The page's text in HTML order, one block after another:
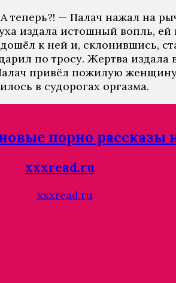
теперь?! — Палач нажал на
издала истошный вопль, ей
к ней и, склонившись,
по тросу. Жертва
привёл пожилую
в судорогах оргазма.
порно рассказы
xxxread.ru